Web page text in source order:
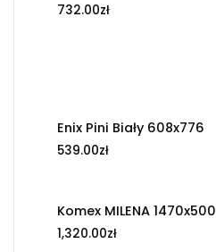
732.00zł
Enix Pini Biały 608x776
539.00zł
Komex MILENA 1470x500
1,320.00zł